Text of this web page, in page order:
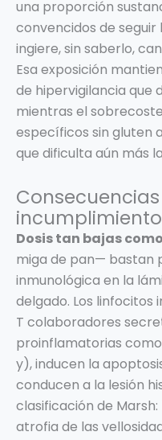
una proporción
convencidos de
ingiere, sin saberlo,
Esa exposición
de hipervigilancia que
mientras el
específicos sin gluten
que dificulta aún más
Dosis tan bajas
miga de pan— bastan
inmunológica en la
delgado. Los linfocitos
T colaboradores
proinflamatorias
y), inducen la
conducen a la lesión
clasificación de
atrofia de las